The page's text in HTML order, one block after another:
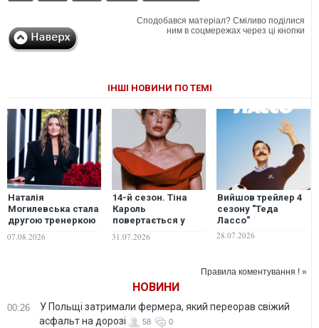
Сподобався матеріал? Сміливо поділися
ним в соцмережах через ці кнопки
ІНШІ НОВИНИ ПО ТЕМІ
Наталія
Могилевська стала
другою тренеркою
14-го сезону шоу
"Голос країни"
07.08.2026
14-й сезон. Тіна
Кароль
повертається у
тренерське крісло
шоу "Голос країни"
31.07.2026
Вийшов трейлер 4
сезону "Теда
Лассо"
28.07.2026
Правила коментування ! »
НОВИНИ
00:26
У Польщі затримали фермера, який переорав свіжий
асфальт на дорозі
58 0